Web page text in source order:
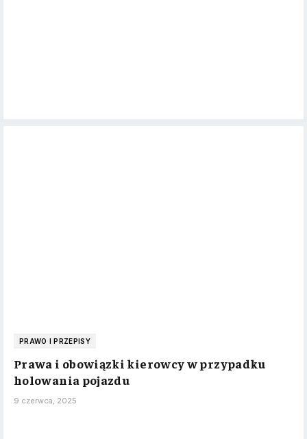
PRAWO I PRZEPISY
Prawa i obowiązki kierowcy w przypadku
holowania pojazdu
9 czerwca, 2025